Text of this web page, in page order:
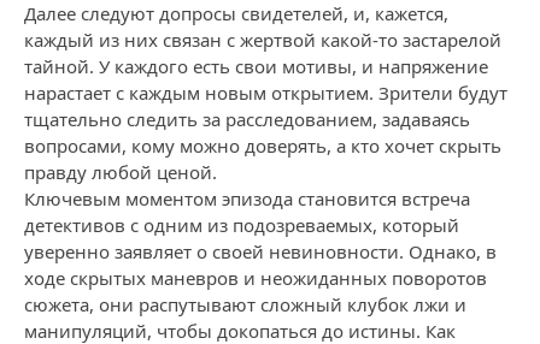
Далее следуют допросы свидетелей, и, кажется,
каждый из них связан с жертвой какой-то застарелой
тайной. У каждого есть свои мотивы, и напряжение
нарастает с каждым новым открытием. Зрители будут
тщательно следить за расследованием, задаваясь
вопросами, кому можно доверять, а кто хочет скрыть
правду любой ценой.
Ключевым моментом эпизода становится встреча
детективов с одним из подозреваемых, который
уверенно заявляет о своей невиновности. Однако, в
ходе скрытых маневров и неожиданных поворотов
сюжета, они распутывают сложный клубок лжи и
манипуляций, чтобы докопаться до истины. Как